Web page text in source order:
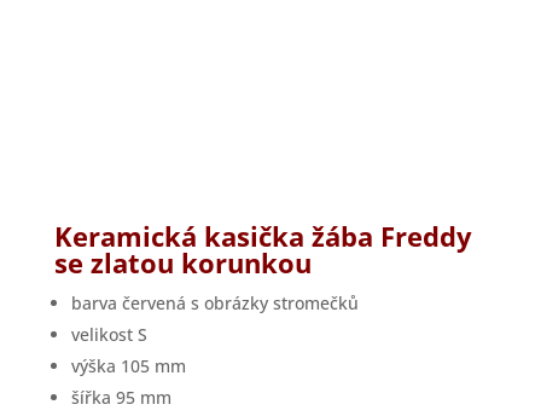
Keramická kasička žába Freddy
se zlatou korunkou
barva červená s obrázky stromečků
velikost S
výška 105 mm
šířka 95 mm